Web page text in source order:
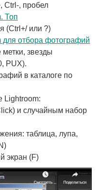
Ctrl-, пробел
Топ
(Ctrl+/ или ?)
для отбора фотографий
звезды
PUX).
в каталоге по
Lightroom:
и случайным набор
таблица, лупа,
экран (F)